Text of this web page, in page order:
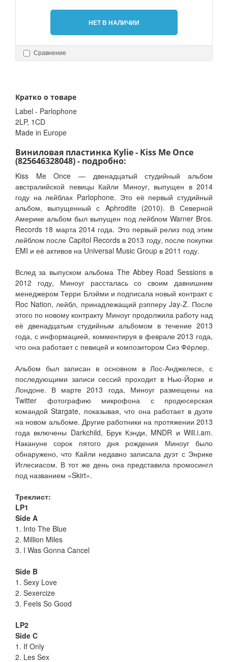
НЕТ В НАЛИЧИИ
Сравнение
Кратко о товаре
Label - Parlophone
2LP, 1CD
Made in Europe
Виниловая пластинка Kylie - Kiss Me Once
(825646328048) - подробно:
Kiss Me Once — двенадцатый студийный альбом
австралийской певицы Кайли Миноуг, выпущен в 2014
году на лейблах Parlophone. Это её первый студийный
альбом, выпущенный с Aphrodite (2010). В Северной
Америке альбом был выпущен под лейблом Warner Bros.
Records 18 марта 2014 года. Это первый релиз под этим
лейблом после Capitol Records в 2013 году, после покупки
EMI и её активов на Universal Music Group в 2011 году.
Вслед за выпуском альбома The Abbey Road Sessions в
2012 году, Миноуг рассталась со своим давнишним
менеджером Терри Блэйми и подписала новый контракт с
Roc Nation, лейбл, принадлежащий рэпперу Jay-Z. После
этого по новому контракту Миноуг продолжила работу над
её двенадцатым студийным альбомом в течение 2013
года, с информацией, комментируя в феврале 2013 года,
что она работает с певицей и композитором Сиэ Фёрлер.
Альбом был записан в основном в Лос-Анджелесе, с
последующими записи сессий проходит в Нью-Йорке и
Лондоне. В марте 2013 года, Миноуг размещены на
Twitter фотографию микрофона с продюсерская
командой Stargate, показывая, что она работает в дуэте
на новом альбоме. Другие работники на протяжении 2013
года включены Darkchild, Брук Кэнди, MNDR и Will.i.am.
Накануне сорок пятого дня рождения Миноуг было
обнаружено, что Кайли недавно записала дуэт с Энрике
Иглесиасом. В тот же день она представила промосингл
под названием «Skirt».
Треклист:
LP1
Side A
1. Into The Blue
2. Million Miles
3. I Was Gonna Cancel
Side B
1. Sexy Love
2. Sexercize
3. Feels So Good
LP2
Side C
1. If Only
2. Les Sex